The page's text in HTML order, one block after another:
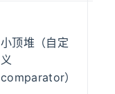
小顶堆（自定
义
comparator）